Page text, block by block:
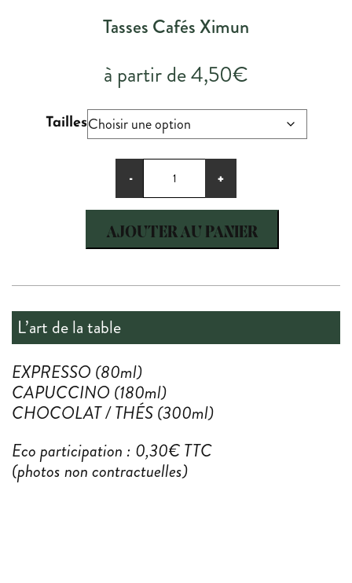
Tasses Cafés Ximun
à partir de4,50€
Tailles
-
de
Tasses
Cafés
Ximun
+
AJOUTER AU PANIER
L’art de la table
EXPRESSO (80ml)
CAPUCCINO (180ml)
CHOCOLAT / THÉS (300ml)
Eco participation : 0,30€ TTC
(photos non contractuelles)